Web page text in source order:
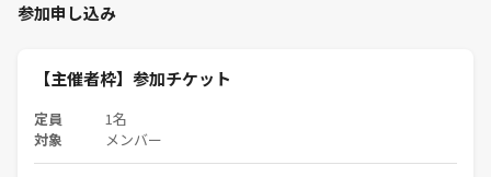
【写真について】
当日、参加者の写真を撮ることがあります。イベント参加者内でのみ公
参加申し込み
【主催者枠】参加チケット
定員 1名
対象 メンバー